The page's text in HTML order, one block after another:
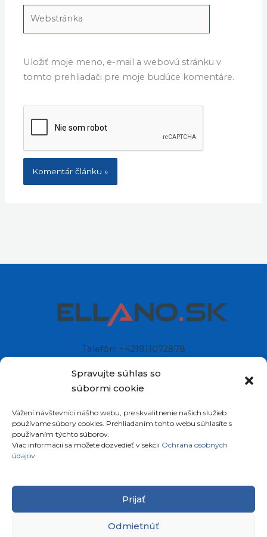
Spravujte súhlas so
súbormi cookie
Vážení návštevníci nášho webu, pre skvalitnenie našich služieb
používame súbory cookies. Prehliadaním tohto webu súhlasíte s
používaním týchto súborov.
Viac informácií sa môžete dozvedieť v sekcii Ochrana osobných
údajov.
Prijať
Odmietnúť
Uložiť moje meno, e-mail a webovú stránku v
tomto prehliadači pre moje budúce komentáre.
Telefón: +421911072878
Sídlo: Štiavnička 211/49
Slovenská republika